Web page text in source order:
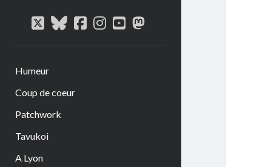
twitterbluesky
facebook
instagram
youtube
mastodon
Humeur
Coup de coeur
Patchwork
Tavukoi
A Lyon